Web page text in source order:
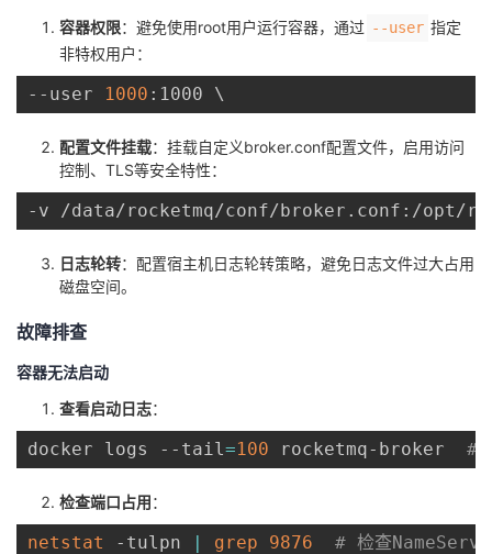
容器权限：避免使用root用户运行容器，通过 --user 指定
非特权用户：
--user 1000 :1000 \
配置文件挂载：挂载自定义broker.conf配置文件，启用访问
控制、TLS等安全特性：
-v /data/rocketmq/conf/broker.conf:/opt/
日志轮转：配置宿主机日志轮转策略，避免日志文件过大占用
磁盘空间。
故障排查
容器无法启动
查看启动日志：
docker logs --tail=100 rocketmq-broker #
检查端口占用：
netstat -tulpn | grep 9876 # 检查